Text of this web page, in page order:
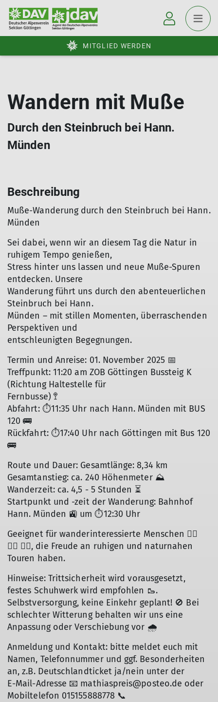
MITGLIED WERDEN
Wandern mit Muße
Durch den Steinbruch bei Hann.
Münden
Beschreibung
Muße-Wanderung durch den Steinbruch bei Hann.
Münden
Sei dabei, wenn wir an diesem Tag die Natur in
ruhigem Tempo genießen,
Stress hinter uns lassen und neue Muße-Spuren
entdecken. Unsere
Wanderung führt uns durch den abenteuerlichen
Steinbruch bei Hann.
Münden – mit stillen Momenten, überraschenden
Perspektiven und
entschleunigten Begegnungen.
Termin und Anreise: 01. November 2025 📅
Treffpunkt: 11:20 am ZOB Göttingen Bussteig K
(Richtung Haltestelle für
Fernbusse) 🚏
Abfahrt: ⏱️11:35 Uhr nach Hann. Münden mit BUS
120 🚌
Rückfahrt: ⏱️17:40 Uhr nach Göttingen mit Bus 120
🚌
Route und Dauer: Gesamtlänge: 8,34 km
Gesamtanstieg: ca. 240 Höhenmeter ⛰️
Wanderzeit: ca. 4,5 - 5 Stunden ⏳
Startpunkt und -zeit der Wanderung: Bahnhof
Hann. Münden 🚉 um ⏱️12:30 Uhr
Geeignet für wanderinteressierte Menschen 🚶‍♂️
🚶‍♂️ 🚶‍♂️, die Freude an ruhigen und naturnahen
Touren haben.
Hinweise: Trittsicherheit wird vorausgesetzt,
festes Schuhwerk wird empfohlen 🥾.
Selbstversorgung, keine Einkehr geplant! 🚫 Bei
schlechter Witterung behalten wir uns eine
Anpassung oder Verschiebung vor 🌧️
Anmeldung und Kontakt: bitte meldet euch mit
Namen, Telefonnummer und ggf. Besonderheiten
an, z.B. Deutschlandticket ja/nein unter der
E-Mail-Adresse 📧 mathiaspreis@posteo.de oder
Mobiltelefon 015155888778 📞